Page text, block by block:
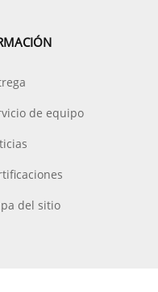
de equipo
del sitio